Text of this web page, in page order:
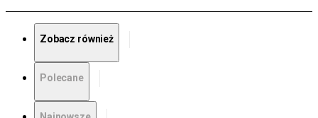
Zobacz również
Polecane